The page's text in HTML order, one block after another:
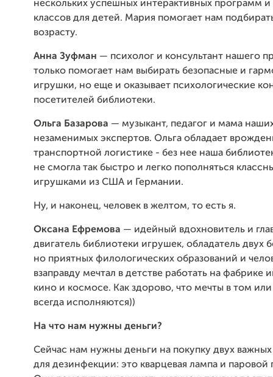
нескольких успешных интерактивных программ
классов для детей. Мария помогает нам
возрасту.
Анна Зуфман — психолог и консультант нашего
только помогает нам выбирать безопасные и
игрушки, но еще и оказывает психологические
посетителей библиотеки.
Ольга Базарова — музыкант, педагог и мама
незаменимых экспертов. Ольга обладает
транспортной логистике - без нее наша
не смогла так быстро и легко пополняться
игрушками из США и Германии.
Ну, и наконец, человек в желтом, то есть я.
Оксана Ефремова — идейный вдохновитель и
двигатель библиотеки игрушек, обладатель двух
но приятных филологических образований и
взаправду мечтал в детстве работать на фабрике
кино и космосе. Как здорово, что мечты в том
всегда исполняются))
На что нам нужны деньги?
Сейчас нам нужны деньги на покупку двух
для дезинфекции: это кварцевая лампа и паровой